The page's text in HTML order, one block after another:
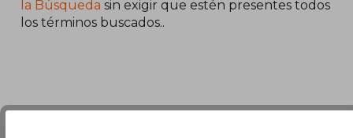
dcto. $ 27.52
la Búsqueda sin exigir que estén presentes todos
los términos buscados..